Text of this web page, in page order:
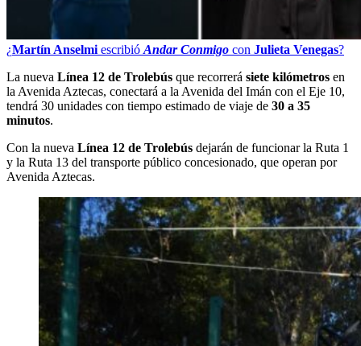
¿Martín Anselmi escribió Andar Conmigo con Julieta Venegas?
La nueva Línea 12 de Trolebús que recorrerá siete kilómetros en
la Avenida Aztecas, conectará a la Avenida del Imán con el Eje 10,
tendrá 30 unidades con tiempo estimado de viaje de 30 a 35
minutos.
Con la nueva Línea 12 de Trolebús dejarán de funcionar la Ruta 1
y la Ruta 13 del transporte público concesionado, que operan por
Avenida Aztecas.